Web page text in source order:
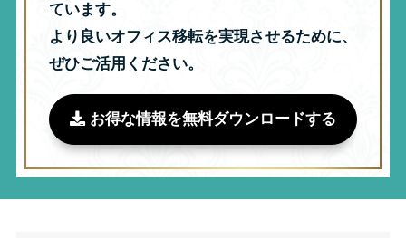
ています。
より良いオフィス移転を実現させるために、
ぜひご活用ください。
お得な情報を無料ダウンロードする